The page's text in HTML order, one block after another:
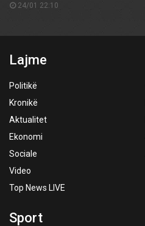
24/01 22:10
Lajme
Politikë
Kronikë
Aktualitet
Ekonomi
Sociale
Video
Top News LIVE
Sport